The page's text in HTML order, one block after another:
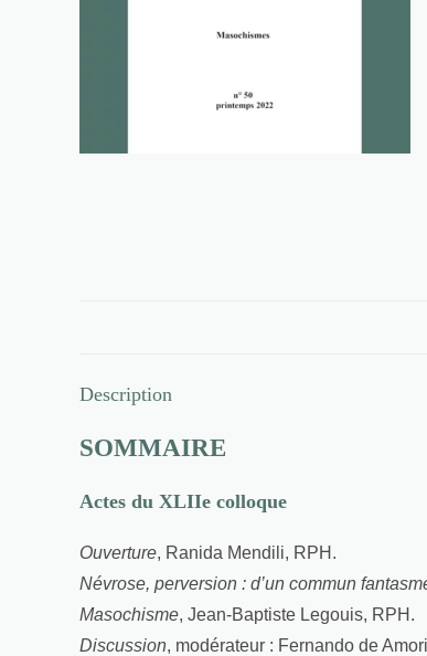
Description
SOMMAIRE
Actes du XLIIe colloque
Ouverture, Ranida Mendili, RPH.
Névrose, perversion : d’un commun
Masochisme, Jean-Baptiste Legouis, RPH.
Discussion, modérateur : Fernando de